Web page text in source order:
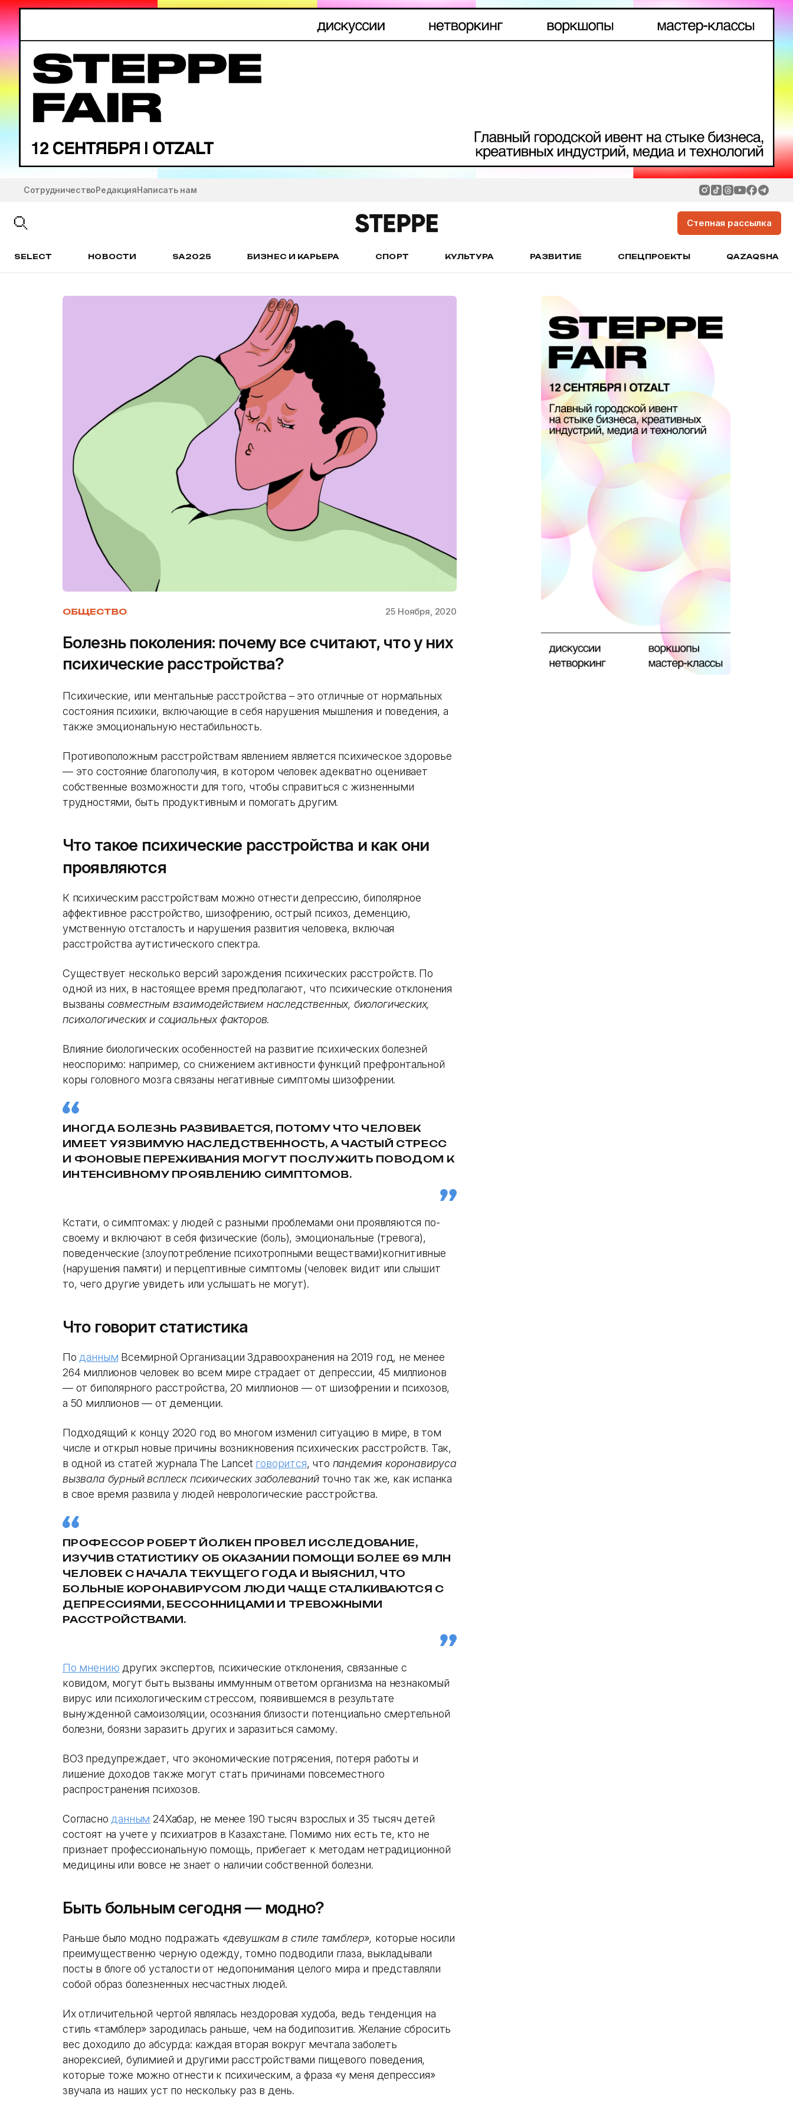
СотрудничествоРедакцияНаписать нам
Степная рассылка
SELECT НОВОСТИ SA2025 БИЗНЕС И КАРЬЕРА СПОРТ КУЛЬТУРА РАЗВИТИЕ СПЕЦПРОЕКТЫ QAZAQSHA
ОБЩЕСТВО 25 Ноября, 2020
Болезнь поколения: почему все считают, что у них
психические расстройства?
Психические, или ментальные расстройства – это отличные от нормальных
состояния психики, включающие в себя нарушения мышления и поведения, а
также эмоциональную нестабильность.
Противоположным расстройствам явлением является психическое здоровье
— это состояние благополучия, в котором человек адекватно оценивает
собственные возможности для того, чтобы справиться с жизненными
трудностями, быть продуктивным и помогать другим.
Что такое психические расстройства и как они
проявляются
К психическим расстройствам можно отнести депрессию, биполярное
аффективное расстройство, шизофрению, острый психоз, деменцию,
умственную отсталость и нарушения развития человека, включая
расстройства аутистического спектра.
Существует несколько версий зарождения психических расстройств. По
одной из них, в настоящее время предполагают, что психические отклонения
вызваны совместным взаимодействием наследственных, биологических,
психологических и социальных факторов.
Влияние биологических особенностей на развитие психических болезней
неоспоримо: например, со снижением активности функций префронтальной
коры головного мозга связаны негативные симптомы шизофрении.
ИНОГДА БОЛЕЗНЬ РАЗВИВАЕТСЯ, ПОТОМУ ЧТО ЧЕЛОВЕК
ИМЕЕТ УЯЗВИМУЮ НАСЛЕДСТВЕННОСТЬ, А ЧАСТЫЙ СТРЕСС
И ФОНОВЫЕ ПЕРЕЖИВАНИЯ МОГУТ ПОСЛУЖИТЬ ПОВОДОМ К
ИНТЕНСИВНОМУ ПРОЯВЛЕНИЮ СИМПТОМОВ.
Кстати, о симптомах: у людей с разными проблемами они проявляются по-
своему и включают в себя физические (боль), эмоциональные (тревога),
поведенческие (злоупотребление психотропными веществами)когнитивные
(нарушения памяти) и перцептивные симптомы (человек видит или слышит
то, чего другие увидеть или услышать не могут).
Что говорит статистика
По данным Всемирной Организации Здравоохранения на 2019 год, не менее
264 миллионов человек во всем мире страдает от депрессии, 45 миллионов
— от биполярного расстройства, 20 миллионов — от шизофрении и психозов,
а 50 миллионов — от деменции.
Подходящий к концу 2020 год во многом изменил ситуацию в мире, в том
числе и открыл новые причины возникновения психических расстройств. Так,
в одной из статей журнала The Lancet говорится, что пандемия коронавируса
вызвала бурный всплеск психических заболеванийточно так же, как испанка
в свое время развила у людей неврологические расстройства.
ПРОФЕССОР РОБЕРТ ЙОЛКЕН ПРОВЕЛ ИССЛЕДОВАНИЕ,
ИЗУЧИВ СТАТИСТИКУ ОБ ОКАЗАНИИ ПОМОЩИ БОЛЕЕ 69 МЛН
ЧЕЛОВЕК С НАЧАЛА ТЕКУЩЕГО ГОДА И ВЫЯСНИЛ, ЧТО
БОЛЬНЫЕ КОРОНАВИРУСОМ ЛЮДИ ЧАЩЕ СТАЛКИВАЮТСЯ С
ДЕПРЕССИЯМИ, БЕССОННИЦАМИ И ТРЕВОЖНЫМИ
РАССТРОЙСТВАМИ.
По мнению других экспертов, психические отклонения, связанные с
ковидом, могут быть вызваны иммунным ответом организма на незнакомый
вирус или психологическим стрессом, появившемся в результате
вынужденной самоизоляции, осознания близости потенциально смертельной
болезни, боязни заразить других и заразиться самому.
ВОЗ предупреждает, что экономические потрясения, потеря работы и
лишение доходов также могут стать причинами повсеместного
распространения психозов.
Согласно данным 24Хабар, не менее 190 тысяч взрослых и 35 тысяч детей
состоят на учете у психиатров в Казахстане. Помимо них есть те, кто не
признает профессиональную помощь, прибегает к методам нетрадиционной
медицины или вовсе не знает о наличии собственной болезни.
Быть больным сегодня — модно?
Раньше было модно подражать «девушкам в стиле тамблер», которые носили
преимущественно черную одежду, томно подводили глаза, выкладывали
посты в блоге об усталости от недопонимания целого мира и представляли
собой образ болезненных несчастных людей.
Их отличительной чертой являлась нездоровая худоба, ведь тенденция на
стиль «тамблер» зародилась раньше, чем на бодипозитив. Желание сбросить
вес доходило до абсурда: каждая вторая вокруг мечтала заболеть
анорексией, булимией и другими расстройствами пищевого поведения,
которые тоже можно отнести к психическим, а фраза «у меня депрессия»
звучала из наших уст по нескольку раз в день.